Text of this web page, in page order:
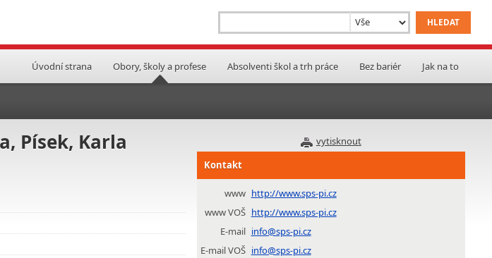
Úvodní strana Obory, školy a profese Absolventi škol a trh práce Bez bariér Jak na to
vytisknout
Písek, Karla
Kontakt
www http://www.sps-pi.cz
www VOŠ http://www.sps-pi.cz
E-mail info@sps-pi.cz
E-mail VOŠ info@sps-pi.cz